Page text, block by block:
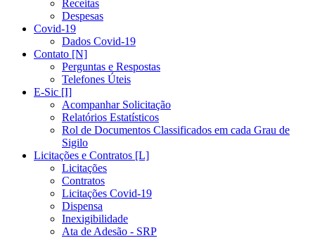
Receitas
Despesas
Covid-19
Dados Covid-19
Contato [N]
Perguntas e Respostas
Telefones Úteis
E-Sic [I]
Acompanhar Solicitação
Relatórios Estatísticos
Rol de Documentos Classificados em cada Grau de
Sigilo
Licitações e Contratos [L]
Licitações
Contratos
Licitações Covid-19
Dispensa
Inexigibilidade
Ata de Adesão - SRP